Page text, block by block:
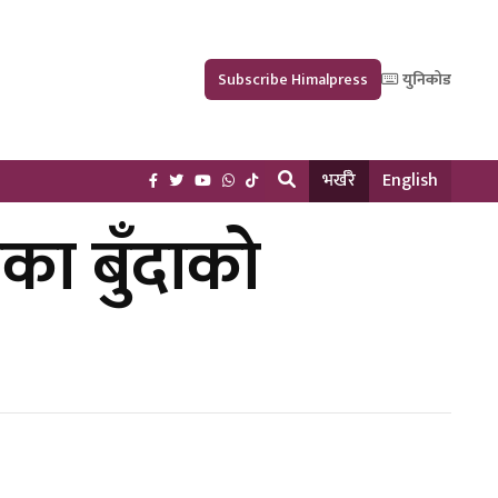
Subscribe Himalpress युनिकोड
भर्खरै English
बुँदाको